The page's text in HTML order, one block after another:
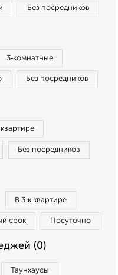
Без посредников
3‑комнатные
Без посредников
Без посредников
В 3‑к квартире
срок Посуточно
(0)
Таунхаусы